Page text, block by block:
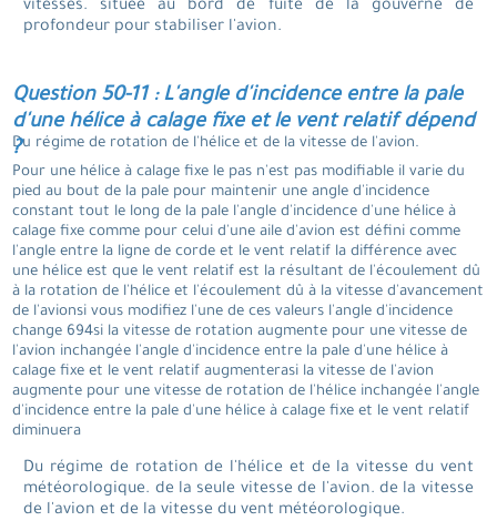
vitesses. située au bord de fuite de la gouverne de
profondeur pour stabiliser l'avion.
Question 50-11 : L'angle d'incidence entre la pale
d'une hélice à calage fixe et le vent relatif dépend
?
Du régime de rotation de l'hélice et de la vitesse de l'avion.
Pour une hélice à calage fixe le pas n'est pas modifiable il varie du
pied au bout de la pale pour maintenir une angle d'incidence
constant tout le long de la pale l'angle d'incidence d'une hélice à
calage fixe comme pour celui d'une aile d'avion est défini comme
l'angle entre la ligne de corde et le vent relatif la différence avec
une hélice est que le vent relatif est la résultant de l'écoulement dû
à la rotation de l'hélice et l'écoulement dû à la vitesse d'avancement
de l'avionsi vous modifiez l'une de ces valeurs l'angle d'incidence
change 694si la vitesse de rotation augmente pour une vitesse de
l'avion inchangée l'angle d'incidence entre la pale d'une hélice à
calage fixe et le vent relatif augmenterasi la vitesse de l'avion
augmente pour une vitesse de rotation de l'hélice inchangée l'angle
d'incidence entre la pale d'une hélice à calage fixe et le vent relatif
diminuera
Du régime de rotation de l'hélice et de la vitesse du vent
météorologique. de la seule vitesse de l'avion. de la vitesse
de l'avion et de la vitesse du vent météorologique.